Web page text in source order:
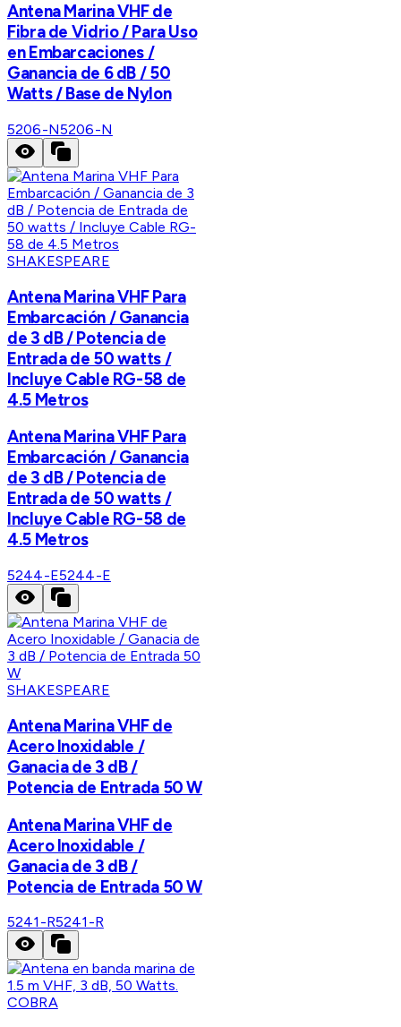
Antena Marina VHF de
Fibra de Vidrio / Para Uso
en Embarcaciones /
Ganancia de 6 dB / 50
Watts / Base de Nylon
5206-N5206-N
SHAKESPEARE
Antena Marina VHF Para
Embarcación / Ganancia
de 3 dB / Potencia de
Entrada de 50 watts /
Incluye Cable RG-58 de
4.5 Metros
Antena Marina VHF Para
Embarcación / Ganancia
de 3 dB / Potencia de
Entrada de 50 watts /
Incluye Cable RG-58 de
4.5 Metros
5244-E5244-E
SHAKESPEARE
Antena Marina VHF de
Acero Inoxidable /
Ganacia de 3 dB /
Potencia de Entrada 50 W
Antena Marina VHF de
Acero Inoxidable /
Ganacia de 3 dB /
Potencia de Entrada 50 W
5241-R5241-R
COBRA